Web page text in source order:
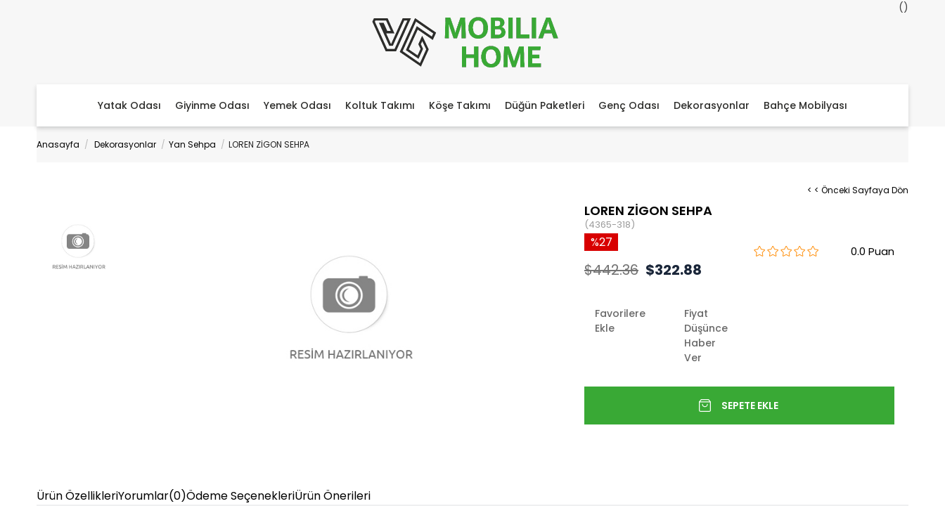
Yatak Odası Giyinme Odası Yemek Odası Koltuk Takımı Köşe Takımı Düğün Paketleri Genç Odası Dekorasyonlar Bahçe Mobilyası
Anasayfa Dekorasyonlar Yan Sehpa LOREN ZİGON SEHPA
< < Önceki Sayfaya Dön
LOREN ZİGON SEHPA
(4365-318)
0.0
27
$442.36 $322.88
Favorilere
Ekle
Fiyat
Düşünce
Haber
Ver
Ürün ÖzellikleriYorumlar(0)Ödeme SeçenekleriÜrün Önerileri